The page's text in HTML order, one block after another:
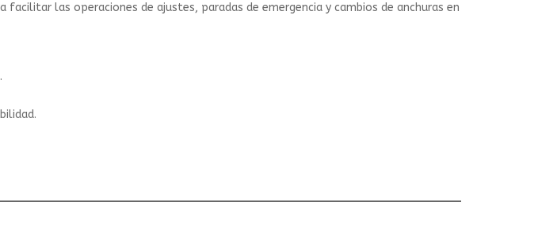
las operaciones de ajustes, paradas de emergencia y cambios de anchuras en